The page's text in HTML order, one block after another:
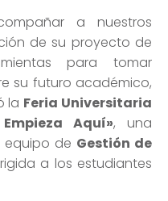
a nuestros
de su proyecto de
para tomar
su futuro académico,
la Feria Universitaria
Aquí», una
equipo de Gestión de
a los estudiantes